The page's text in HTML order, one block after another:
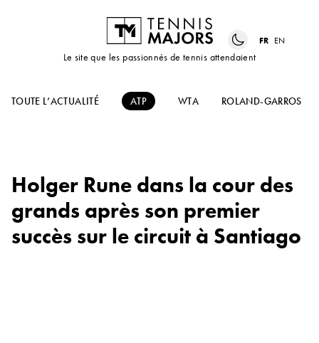
Le site que les passionnés de tennis attendaient
FR EN
TOUTE L’ACTUALITÉ ATP WTA ROLAND-GARROS
Holger Rune dans la cour des
grands après son premier
succès sur le circuit à Santiago